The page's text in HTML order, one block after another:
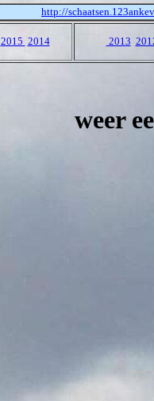
http://
2015 2014 2013
weer